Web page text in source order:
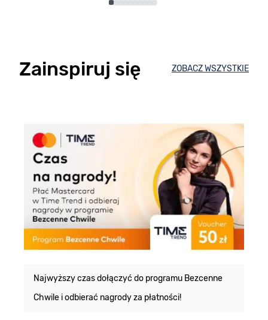
Zainspiruj się ZOBACZ WSZYSTKIE
Najwyższy czas dołączyć do programu Bezcenne
Chwile i odbierać nagrody za płatności!